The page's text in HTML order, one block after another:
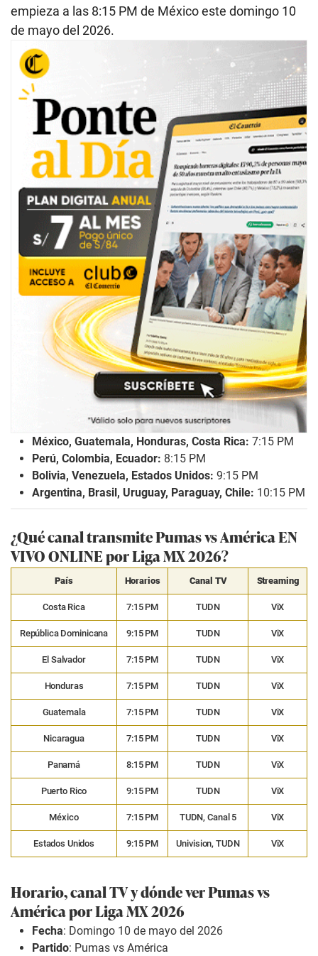
empieza a las 8:15 PM de México este domingo 10
de mayo del 2026.
México, Guatemala, Honduras, Costa Rica: 7:15 PM
Perú, Colombia, Ecuador: 8:15 PM
Bolivia, Venezuela, Estados Unidos: 9:15 PM
Argentina, Brasil, Uruguay, Paraguay, Chile: 10:15 PM
¿Qué canal transmite Pumas vs América EN
VIVO ONLINE por Liga MX 2026?
País Horarios Canal TV Streaming
Costa Rica 7:15 PM TUDN ViX
República Dominicana 9:15 PM TUDN ViX
El Salvador 7:15 PM TUDN ViX
Honduras 7:15 PM TUDN ViX
Guatemala 7:15 PM TUDN ViX
Nicaragua 7:15 PM TUDN ViX
Panamá 8:15 PM TUDN ViX
Puerto Rico 9:15 PM TUDN ViX
México 7:15 PM TUDN, Canal 5 ViX
Estados Unidos 9:15 PM Univision, TUDN ViX
Horario, canal TV y dónde ver Pumas vs
América por Liga MX 2026
Fecha: Domingo 10 de mayo del 2026
Partido: Pumas vs América